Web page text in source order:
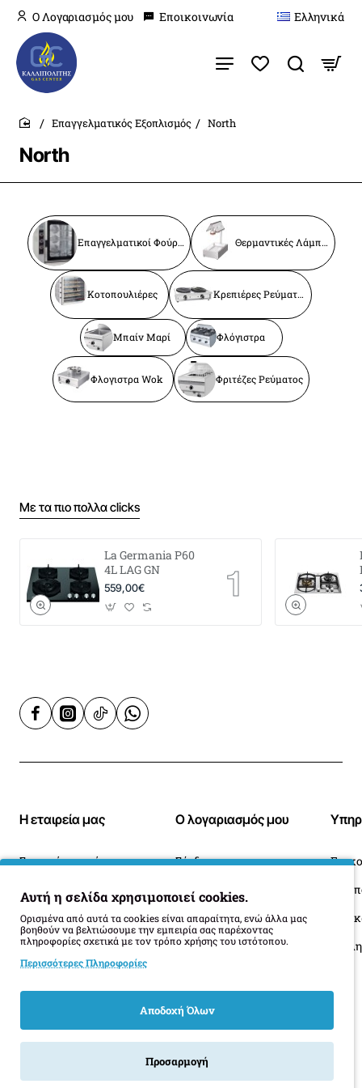
O Λογαριασμός μου Εποικοινωνία Ελληνικά
North
home
Επαγγελματικός Εξοπλισμός North
Επαγγελματικοί Φούρνοι Θερμαντικές Λάμπες
Κοτοπουλιέρες Κρεπιέρες Ρεύματος
Μπαίν Μαρί Φλόγιστρα
Φλογιστρα Wok Φριτέζες Ρεύματος
Με τα πιο πολλα clicks
La Germania P60
4L LAG GN
559,00€
Η εταιρεία μας
Σχετικά με εμάς
Blog
Πληροφορίες Παράδοσης
Όροι Επιστροφής
Ο λογαριασμός μου
Σύνδεση
Ιστορικό Παραγγελιών
Επιστροφές
Αυτή η σελίδα χρησιμοποιεί cookies.
Ορισμένα από αυτά τα cookies είναι απαραίτητα, ενώ άλλα μας
βοηθούν να βελτιώσουμε την εμπειρία σας παρέχοντας
πληροφορίες σχετικά με τον τρόπο χρήσης του ιστότοπου.
Περισσότερες Πληροφορίες
Αποδοχή Όλων
Προσαρμογή